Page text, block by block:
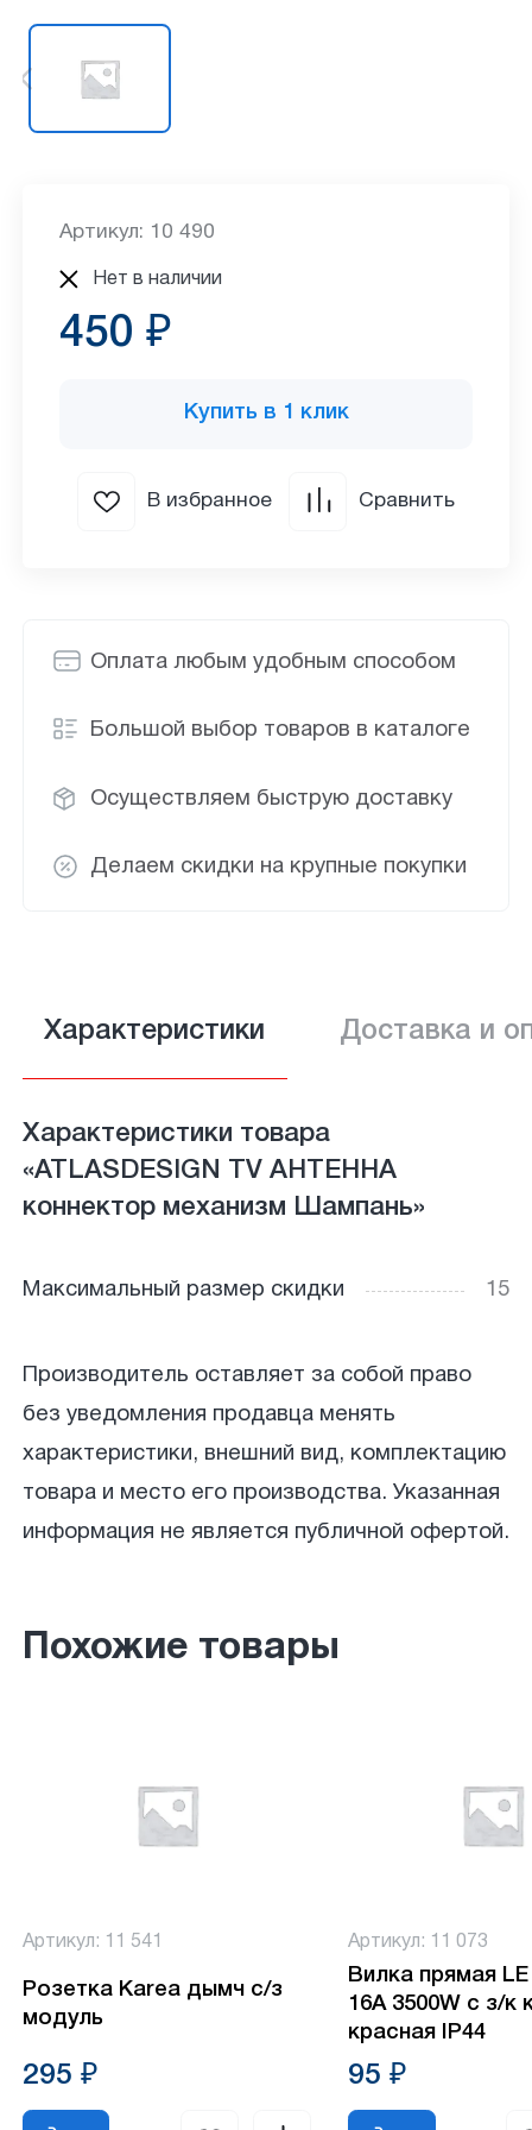
Оплата любым удобным способом
Большой выбор товаров в каталоге
Осуществляем быструю доставку
Делаем скидки на крупные покупки
Артикул: 10 490
Нет в наличии
450 ₽
Купить в 1 клик
В избранное Сравнить
Характеристики Доставка и
Характеристики товара
«ATLASDESIGN TV АНТЕННА
коннектор механизм Шампань»
Максимальный размер скидки 15
Производитель оставляет за собой право
без уведомления продавца менять
характеристики, внешний вид, комплектацию
товара и место его производства. Указанная
информация не является публичной офертой.
Похожие товары
Артикул: 11 541
Розетка Karea дымч с/з
модуль
295 ₽
Артикул: 11 073
Вилка прямая LE
16А 3500W с з/к
красная IP44
95 ₽